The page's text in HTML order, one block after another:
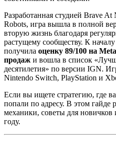
Разработанная студией Brave
Robots, игра вышла в полной
вторую жизнь благодаря
растущему сообществу. К началу
получила оценку 89/100 на
продаж и вошла в список
десятилетия» по версии IGN.
Nintendo Switch, PlayStation и
Если вы ищете стратегию,
попали по адресу. В этом гайде
механики, советы для
году.